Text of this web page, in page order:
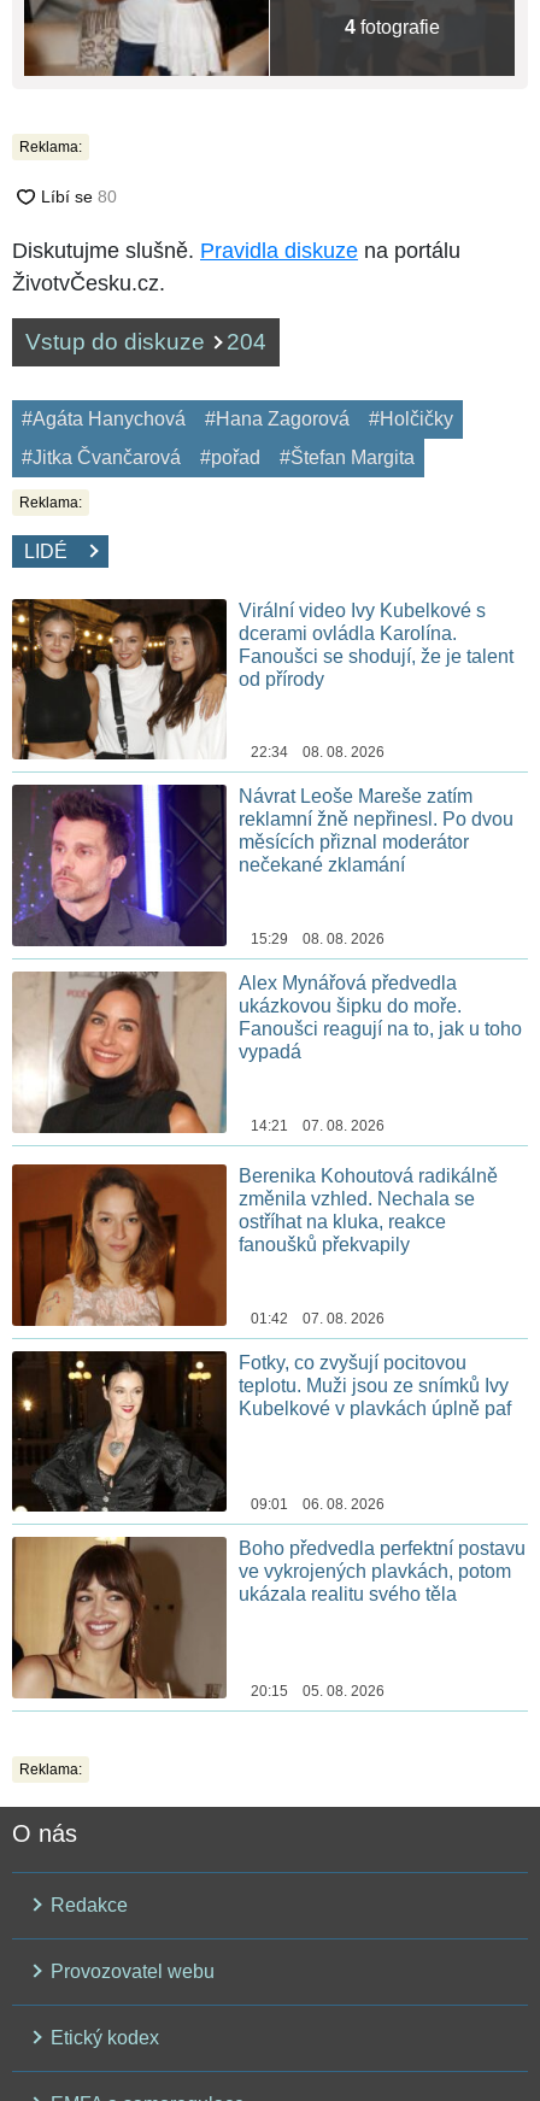
4 fotografie
Reklama:
Diskutujme slušně. Pravidla diskuze na portálu
ŽivotvČesku.cz.
Vstup do diskuze 204
#Agáta Hanychová #Hana Zagorová
#Holčičky
#Jitka Čvančarová
#pořad #Štefan Margita
Reklama:
LIDÉ
Virální video Ivy Kubelkové s
dcerami ovládla Karolína.
Fanoušci se shodují, že je talent
od přírody
22:34 08. 08. 2026
Návrat Leoše Mareše zatím
reklamní žně nepřinesl. Po dvou
měsících přiznal moderátor
nečekané zklamání
15:29 08. 08. 2026
Alex Mynářová předvedla
ukázkovou šipku do moře.
Fanoušci reagují na to, jak u toho
vypadá
14:21 07. 08. 2026
Berenika Kohoutová radikálně
změnila vzhled. Nechala se
ostříhat na kluka, reakce
fanoušků překvapily
01:42 07. 08. 2026
Fotky, co zvyšují pocitovou
teplotu. Muži jsou ze snímků Ivy
Kubelkové v plavkách úplně paf
09:01 06. 08. 2026
Boho předvedla perfektní postavu
ve vykrojených plavkách, potom
ukázala realitu svého těla
20:15 05. 08. 2026
Reklama:
O nás
Redakce
Provozovatel webu
Etický kodex